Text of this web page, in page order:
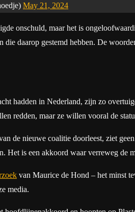
May 21, 2024
onschuld, maar het is
die daarop gestemd hebben. De
hadden in Nederland, zijn zo
redden, maar ze willen vooral de
de nieuwe coalitie doorleest, ziet
Het is een akkoord waar verreweg de
van Maurice de Hond – het minst
media.